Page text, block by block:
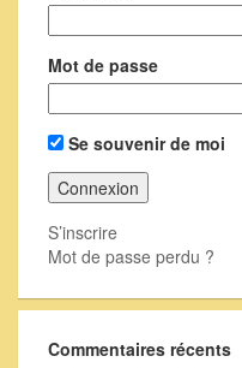
Mot de passe
Se souvenir de moi
S’inscrire
Mot de passe perdu ?
Commentaires récents